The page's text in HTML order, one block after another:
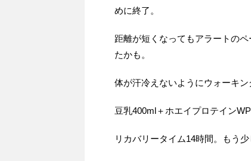
めに終了。
距離が短くなってもアラートの
たかも。
体が汗冷えないようにウォーキン
豆乳400ml＋ホエイプロテイン
リカバリータイム14時間。もう